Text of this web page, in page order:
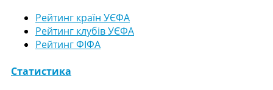
Рейтинг країн УЄФА
Рейтинг клубів УЄФА
Рейтинг ФІФА
Статистика